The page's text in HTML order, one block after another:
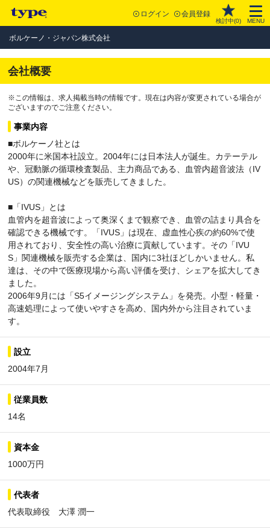
ログイン 会員登録
検討中(0) MENU
ボルケーノ・ジャパン株式会社
会社概要
※この情報は、求人掲載当時の情報です。現在は内容が変更されている場合が
ございますのでご注意ください。
事業内容
■ボルケーノ社とは
2000年に米国本社設立。2004年には日本法人が誕生。カテーテル
や、冠動脈の循環検査製品、主力商品である、血管内超音波法（IV
US）の関連機械などを販売してきました。
■「IVUS」とは
血管内を超音波によって奥深くまで観察でき、血管の詰まり具合を
確認できる機械です。「IVUS」は現在、虚血性心疾の約60%で使
用されており、安全性の高い治療に貢献しています。その「IVU
S」関連機械を販売する企業は、国内に3社ほどしかいません。私
達は、その中で医療現場から高い評価を受け、シェアを拡大してき
ました。
2006年9月には「S5イメージングシステム」を発売。小型・軽量・
高速処理によって使いやすさを高め、国内外から注目されていま
す。
設立
2004年7月
従業員数
14名
資本金
1000万円
代表者
代表取締役 大澤 潤一